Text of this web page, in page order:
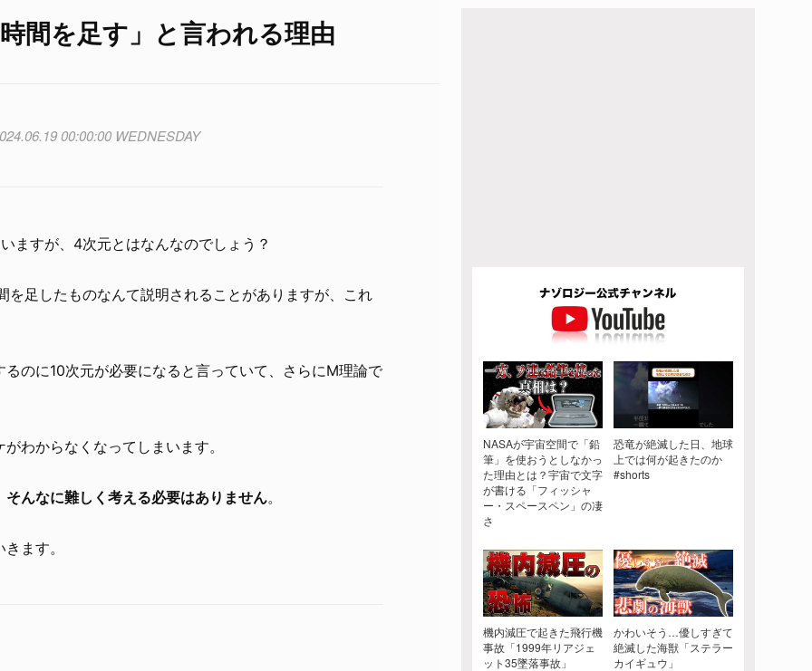
間を足す」と言われる理由
00:00:00 WEDNESDAY
ますが、4次元とはなんなのでしょう？
足したものなんて説明されることがありますが、これ
のに10次元が必要になると言っていて、さらにM理論で
わからなくなってしまいます。
んなに難しく考える必要はありません。
ます。
NASAが宇宙空間で「鉛
筆」を使おうとしなかっ
た理由とは？宇宙で文字
が書ける「フィッシャ
ー・スペースペン」の凄
さ
恐竜が絶滅した日、地球
上では何が起きたのか
#shorts
機内減圧で起きた飛行機
事故「1999年リアジェ
ット35墜落事故」
かわいそう…優しすぎて
絶滅した海獣「ステラー
カイギュウ」